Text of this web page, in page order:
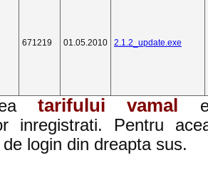
671219 01.05.2010 2.1.2_update.exe
tarifului vamal
inregistrati. Pentru
login din dreapta sus.